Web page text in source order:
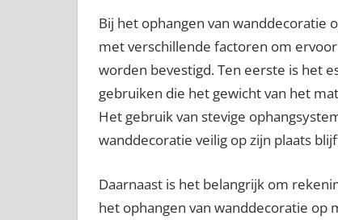
Bij het ophangen van wanddecoratie
met verschillende factoren om
worden bevestigd. Ten eerste is het
gebruiken die het gewicht van het
Het gebruik van stevige
wanddecoratie veilig op zijn plaats
Daarnaast is het belangrijk om
het ophangen van wanddecoratie op